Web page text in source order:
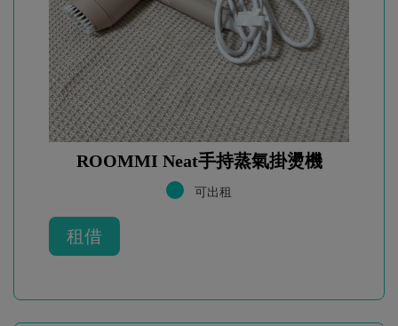
ROOMMI Neat手持蒸氣掛燙機
可出租
租借